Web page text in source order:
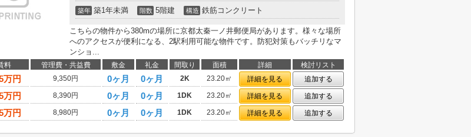
築年 築1年未満 階数 5階建 構造 鉄筋コンクリート
こちらの物件から380mの場所に京都太秦一ノ井郵便局があります。様々な場所
へのアクセスが便利になる、2駅利用可能な物件です。防犯対策もバッチリなマ
ンショ...
料 管理費・共益費 敷金 礼金 間取り 面積 詳細
検討リスト
万円 9,350円 0ヶ月 0ヶ月 2K 23.20㎡ 詳細を見る
追加する
万円 8,390円 0ヶ月 0ヶ月 1DK 23.20㎡ 詳細を見る
追加する
万円 8,980円 0ヶ月 0ヶ月 1DK 23.20㎡ 詳細を見る 追加する